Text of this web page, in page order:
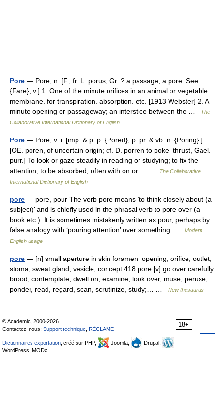
Pore — Pore, n. [F., fr. L. porus, Gr. ? a passage, a pore. See
{Fare}, v.] 1. One of the minute orifices in an animal or vegetable
membrane, for transpiration, absorption, etc. [1913 Webster] 2. A
minute opening or passageway; an interstice between the …
The
Collaborative International Dictionary of English
Pore — Pore, v. i. [imp. & p. p. {Pored}; p. pr. & vb. n. {Poring}.]
[OE. poren, of uncertain origin; cf. D. porren to poke, thrust, Gael.
purr.] To look or gaze steadily in reading or studying; to fix the
attention; to be absorbed; often with on or… …
The Collaborative
International Dictionary of English
pore — pore, pour The verb pore means ‘to think closely about (a
subject)’ and is chiefly used in the phrasal verb to pore over (a
book etc.). It is sometimes mistakenly written as pour, perhaps by
false analogy with ‘pouring attention’ over something …
Modern
English usage
pore — [n] small aperture in skin foramen, opening, orifice, outlet,
stoma, sweat gland, vesicle; concept 418 pore [v] go over carefully
brood, contemplate, dwell on, examine, look over, muse, peruse,
ponder, read, regard, scan, scrutinize, study;… …
New thesaurus
18+
© Academic, 2000-2026
Contactez-nous: Support technique RÉCLAME
Dictionnaires exportation , créé sur PHP, Joomla,
Drupal,
WordPress, MODx.